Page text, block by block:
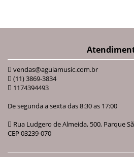
vendas@aguiamusic.com.br
(11) 3869-3834
1174394493
De segunda a sexta das 8:30 as 17:00
Rua Ludgero de Almeida, 500, Parque
CEP 03239-070